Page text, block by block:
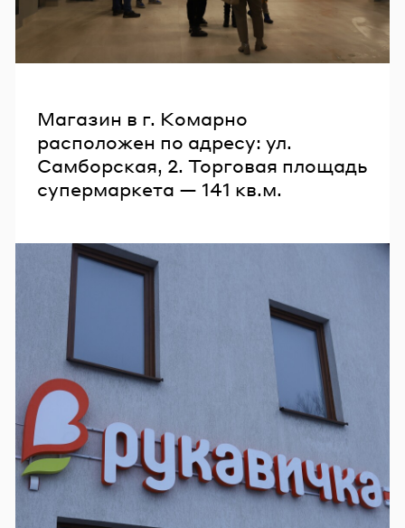
Магазин в г. Комарно
расположен по адресу: ул.
Самборская, 2. Торговая площадь
супермаркета — 141 кв.м.